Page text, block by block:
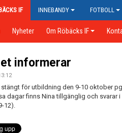
IF INNEBANDY FOTBOLL
Nyheter Om Röbäcks IF
informerar
stängt för utbildning den 9-10 oktober
dagar finns Nina tillgänglig och
12).